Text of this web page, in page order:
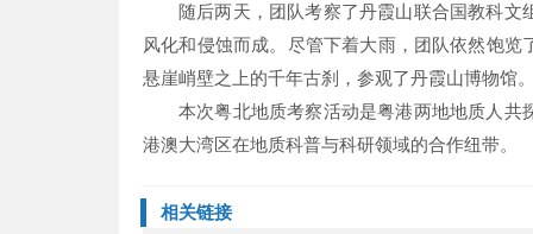
随后两天，团队考察了丹霞山联合国教科
风化和侵蚀而成。尽管下着大雨，团队依然饱
悬崖峭壁之上的千年古刹，参观了丹霞山博物馆
本次粤北地质考察活动是粤港两地地质人
港澳大湾区在地质科普与科研领域的合作纽带。
相关链接